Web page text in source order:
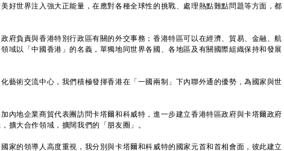
好世界注入強大正能量，在應對各種全球性的挑戰、處理熱點難點問題等方面，都
負責與香港特別行政區有關的外交事務；香港特區可以在經濟、貿易、金融、航
域以「中國香港」的名義，單獨地同世界各國、各地區及有關國際組織保持和發展
術交流中心，我們積極發揮香港在「一國兩制」下內聯外通的優勢，為國家與世
地企業商貿代表團訪問卡塔爾和科威特，進一步建立香港特區政府與卡塔爾政府
擴大合作領域，擴闊我們的「朋友圈」。
的領導人高度重視，我分別與卡塔爾和科威特的國家元首和首相會面，彼此建立